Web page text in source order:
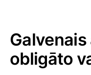
obligāto